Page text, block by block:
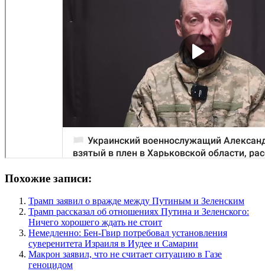
Похожие записи:
Трамп заявил о вражде между Путиным и Зеленским
Трамп рассказал об отношениях Путина и Зеленского:
Ничего хорошего ждать не стоит
Немедленно: Бен-Гвир потребовал установления
суверенитета Израиля в Иудее и Самарии
Макрон заявил, что не считает ситуацию в Газе
геноцидом